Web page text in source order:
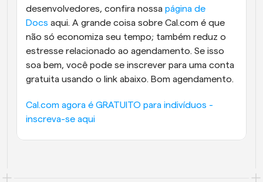
desenvolvedores, confira nossa página de
Docs aqui. A grande coisa sobre Cal.com é que
não só economiza seu tempo; também reduz o
estresse relacionado ao agendamento. Se isso
soa bem, você pode se inscrever para uma conta
gratuita usando o link abaixo. Bom agendamento.
Cal.com agora é GRATUITO para indivíduos -
inscreva-se aqui